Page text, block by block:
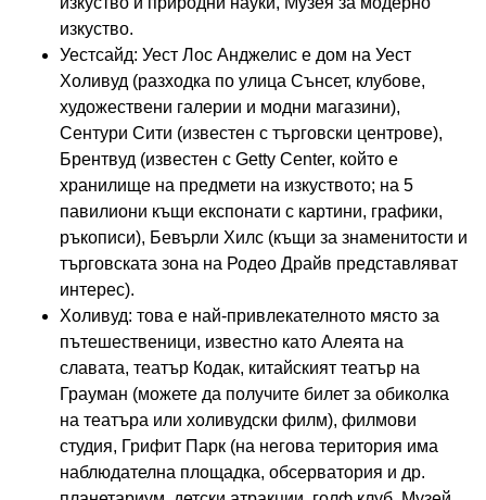
изкуство.
Уестсайд: Уест Лос Анджелис е дом на Уест
Холивуд (разходка по улица Сънсет, клубове,
художествени галерии и модни магазини),
Сентури Сити (известен с търговски центрове),
Брентвуд (известен с Getty Center, който е
хранилище на предмети на изкуството; на 5
павилиони къщи експонати с картини, графики,
ръкописи), Бевърли Хилс (къщи за знаменитости и
търговската зона на Родео Драйв представляват
интерес).
Холивуд: това е най-привлекателното място за
пътешественици, известно като Алеята на
славата, театър Кодак, китайският театър на
Грауман (можете да получите билет за обиколка
на театъра или холивудски филм), филмови
студия, Грифит Парк (на негова територия има
наблюдателна площадка, обсерватория и др.